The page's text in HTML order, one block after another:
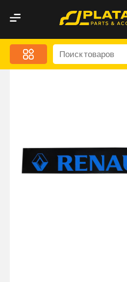
Меню
Акционные предложения
Брызговики
Запчасти кузова и зеркала